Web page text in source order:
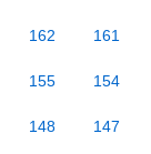
162 161
155 154
148 147